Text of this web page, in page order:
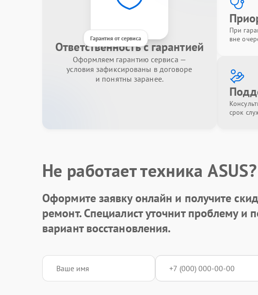
Гарантия от сервиса
Ответственность с гарантией
Оформляем гарантию сервиса —
условия зафиксированы в договоре
и понятны заранее.
При
вне
срок
Не работает техника ASUS?
Оформите заявку онлайн и получите
ремонт. Специалист уточнит проблему и
вариант восстановления.